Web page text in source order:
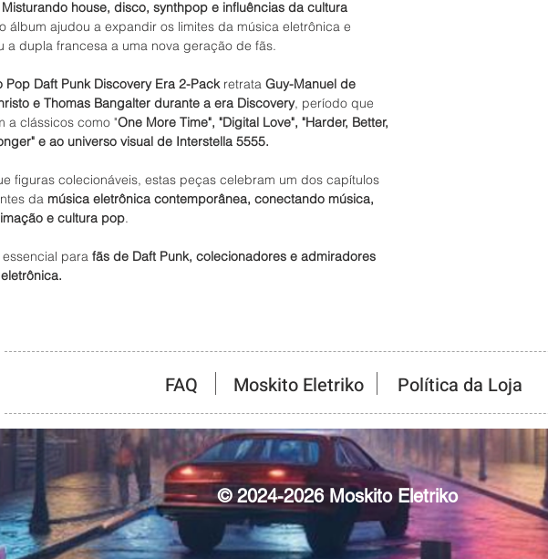
Misturando house, disco, synthpop e influências da cultura
álbum ajudou a expandir os limites da música eletrônica e
a dupla francesa a uma nova geração de fãs.
Pop Daft Punk Discovery Era 2-Pack retrata Guy-Manuel de
e Thomas Bangalter durante a era Discovery, período que
a clássicos como "One More Time", "Digital Love", "Harder, Better,
e ao universo visual de Interstella 5555.
figuras colecionáveis, estas peças celebram um dos capítulos
da música eletrônica contemporânea, conectando música,
e cultura pop.
para fãs de Daft Punk, colecionadores e admiradores
FAQ Moskito Eletriko Política da Loja
© 2024-2026 Moskito Eletriko